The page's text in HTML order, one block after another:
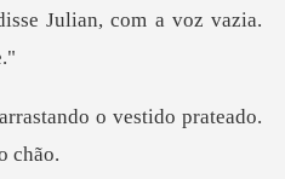
se Julian, com a voz vazia.
stando o vestido prateado.